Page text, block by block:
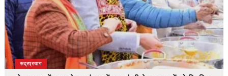
उत्तराखंड
देश
रुद्रप्रयाग